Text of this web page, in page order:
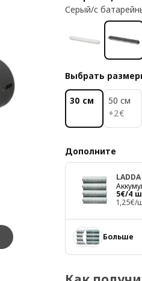
Серый/с
Выбрать
30 см
50 см
+2€
2€
Дополните
LADDA
5€/4
Цена
1,25€/
Больше